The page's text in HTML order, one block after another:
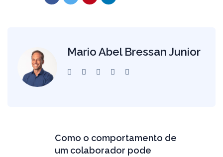
Mario Abel Bressan Junior
Como o comportamento de
um colaborador pode